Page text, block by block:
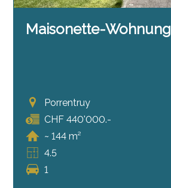
Maisonette-Wohnung
Porrentruy
CHF 440'000.-
~ 144 m²
4.5
1